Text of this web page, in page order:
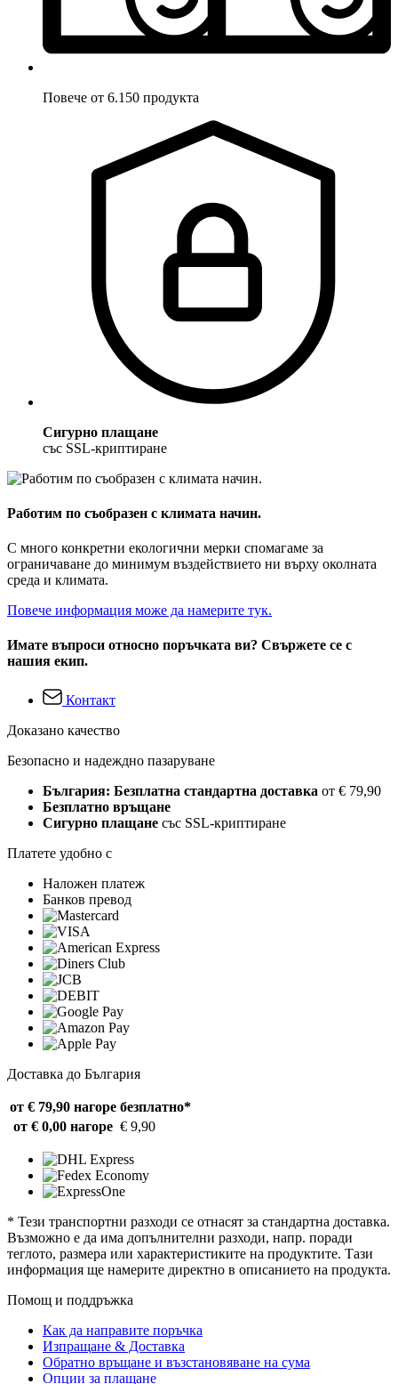
Повече от 6.150 продукта
Сигурно плащане
със SSL-криптиране
Работим по съобразен с климата начин.
С много конкретни екологични мерки спомагаме за
ограничаване до минимум въздействието ни върху околната
среда и климата.
Повече информация може да намерите тук.
Имате въпроси относно поръчката ви? Свържете се с
нашия екип.
Контакт
Доказано качество
Безопасно и надеждно пазаруване
България: Безплатна стандартна доставка от € 79,90
Безплатно връщане
Сигурно плащане със SSL-криптиране
Платете удобно с
Наложен платеж
Банков превод
Доставка до България
от € 79,90 нагоре безплатно*
от € 0,00 нагоре € 9,90
* Тези транспортни разходи се отнасят за стандартна доставка.
Възможно е да има допълнителни разходи, напр. поради
теглото, размера или характеристиките на продуктите. Тази
информация ще намерите директно в описанието на продукта.
Помощ и поддръжка
Как да направите поръчка
Изпращане & Доставка
Обратно връщане и възстановяване на сума
Опции за плащане